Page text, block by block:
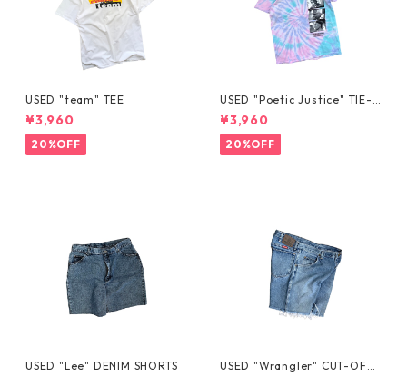
USED "team" TEE
¥3,960
20%OFF
USED "Poetic Justice" TIE-D
YE TEE
¥3,960
20%OFF
USED "Lee" DENIM SHORTS
USED "Wrangler" CUT-OFF